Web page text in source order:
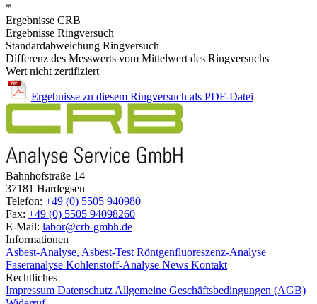
*
Ergebnisse CRB
Ergebnisse Ringversuch
Standardabweichung Ringversuch
Differenz des Messwerts vom Mittelwert des Ringversuchs
Wert nicht zertifiziert
Ergebnisse zu diesem Ringversuch als PDF-Datei
Bahnhofstraße 14
37181 Hardegsen
Telefon: +49 (0) 5505 940980
Fax: +49 (0) 5505 94098260
E-Mail: labor@crb-gmbh.de
Informationen
Asbest-Analyse, Asbest-Test Röntgenfluoreszenz-Analyse
Faseranalyse Kohlenstoff-Analyse News Kontakt
Rechtliches
Impressum Datenschutz Allgemeine Geschäftsbedingungen (AGB)